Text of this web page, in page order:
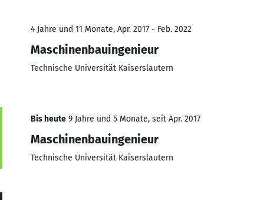
4 Jahre und 11 Monate, Apr. 2017 - Feb. 2022
Maschinenbauingenieur
Technische Universität Kaiserslautern
Bis heute 9 Jahre und 5 Monate, seit Apr. 2017
Maschinenbauingenieur
Technische Universität Kaiserslautern